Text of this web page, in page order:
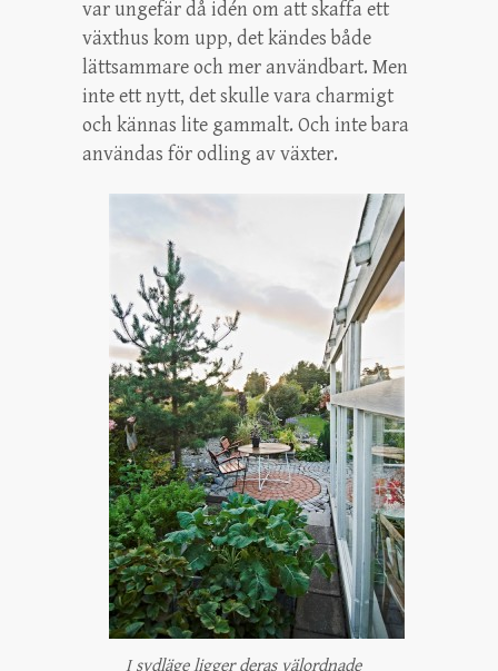
var ungefär då idén om att skaffa ett
växthus kom upp, det kändes både
lättsammare och mer användbart. Men
inte ett nytt, det skulle vara charmigt
och kännas lite gammalt. Och inte bara
användas för odling av växter.
I sydläge ligger deras välordnade